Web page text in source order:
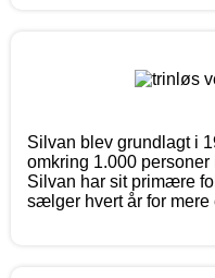
Silvan blev grundlagt i
omkring 1.000
Silvan har sit primære
sælger hvert år for mere